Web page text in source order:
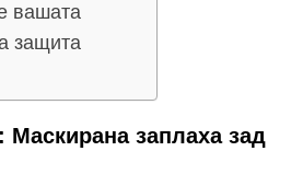
вашата
защита
Маскирана заплаха зад